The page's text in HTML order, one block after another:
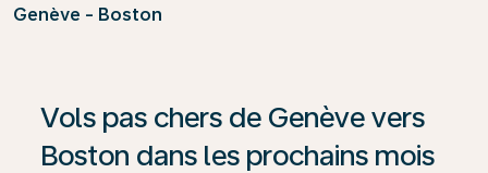
Genève - Boston
Vols pas chers de Genève vers
Boston dans les prochains mois